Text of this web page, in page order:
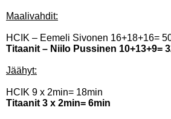
Maalivahdit:
HCIK – Eemeli Sivonen 16+18+16=
Titaanit – Niilo Pussinen 10+13+9=
Jäähyt:
HCIK 9 x 2min= 18min
Titaanit 3 x 2min= 6min